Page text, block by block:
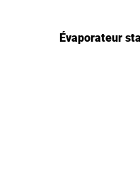
Évaporateur